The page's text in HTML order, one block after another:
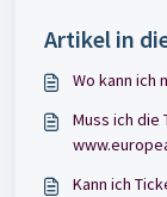
Artikel in
Wo kann ich
Muss ich die
Kann ich